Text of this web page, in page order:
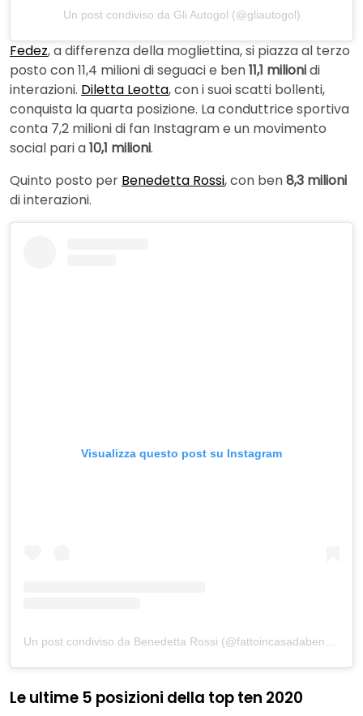
Un post condiviso da Gli Autogol (@gliautogol)
Fedez, a differenza della mogliettina, si piazza al terzo
posto con 11,4 milioni di seguaci e ben11,1 milionidi
interazioni. Diletta Leotta, con i suoi scatti bollenti,
conquista la quarta posizione. La conduttrice sportiva
conta 7,2 milioni di fan Instagram e un movimento
social pari a10,1 milioni.
Quinto posto per Benedetta Rossi, con ben8,3 milioni
di interazioni.
Visualizza questo post su Instagram
Le ultime 5 posizioni della top ten 2020